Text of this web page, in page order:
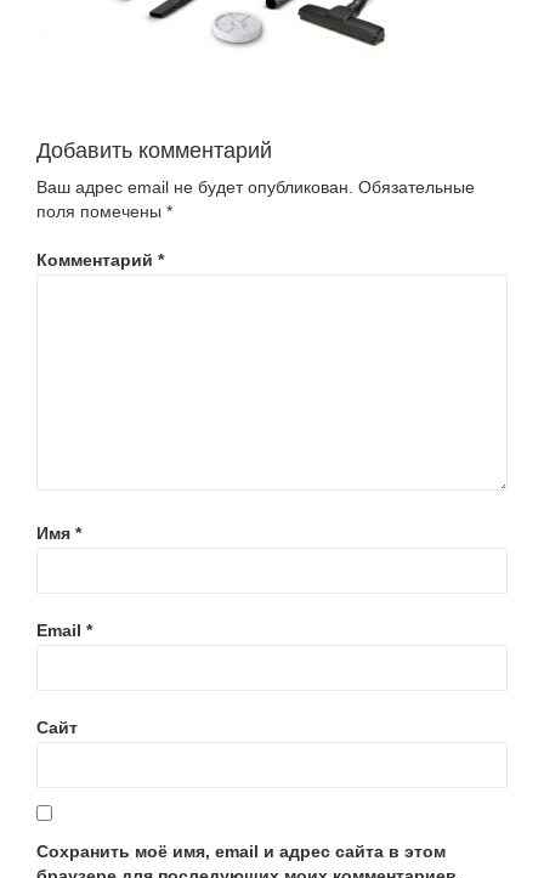
Добавить комментарий
Ваш адрес email не будет опубликован. Обязательные
поля помечены *
Комментарий *
Имя *
Email *
Сайт
Сохранить моё имя, email и адрес сайта в этом